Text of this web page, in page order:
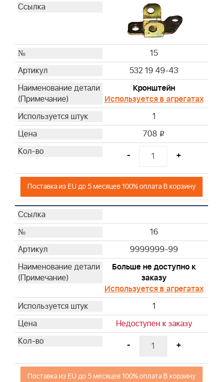
15
532 19 49-43
Кронштейн
Используется в агрегатах
1
708 i
- +
Поставка из EU до 5 месяцев 100% оплата В корзину
16
9999999-99
Больше не доступно к
заказу
Используется в агрегатах
1
Недоступен к заказу
-
+
Поставка из EU до 5 месяцев 100% оплата В корзину